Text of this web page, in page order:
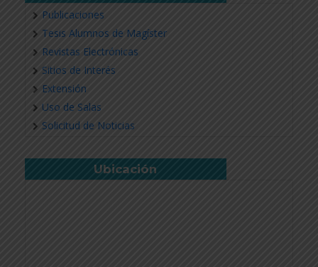
Publicaciones
Tesis Alumnos de Magíster
Revistas Electrónicas
Sitios de Interés
Extensión
Uso de Salas
Solicitud de Noticias
Ubicación